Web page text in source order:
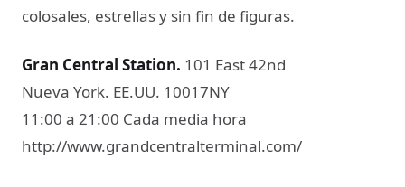
colosales, estrellas y sin fin de figuras.
Gran Central Station. 101 East 42nd
Nueva York. EE.UU. 10017NY
11:00 a 21:00 Cada media hora
http://www.grandcentralterminal.com/